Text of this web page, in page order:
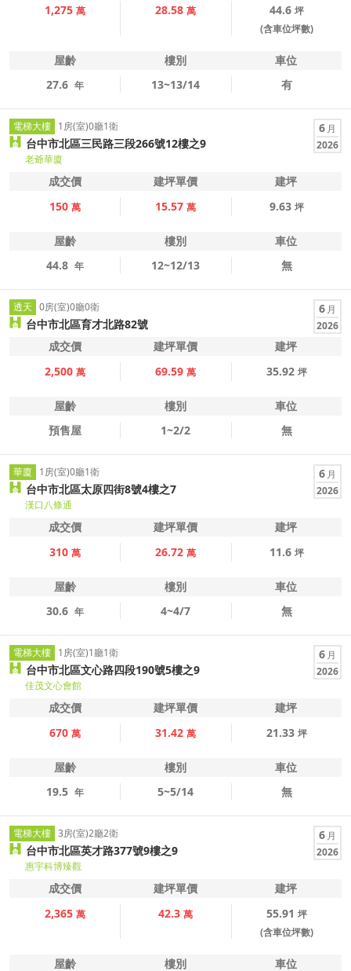
1,275 萬 28.58 萬 44.6 坪
(含車位坪數)
屋齡 樓別
車位
27.6 年 13~13/14 有
電梯大樓 1房(室)0廳1衛
台中市北區三民路三段266號12樓之9
老爺華廈
6 月
2026
成交價 建坪單價
建坪
150 萬 15.57 萬 9.63 坪
屋齡 樓別
車位
44.8 年 12~12/13 無
透天 0房(室)0廳0衛
台中市北區育才北路82號
6 月
2026
成交價 建坪單價
建坪
2,500 萬 69.59 萬 35.92 坪
屋齡 樓別
車位
預售屋
1~2/2 無
華廈 1房(室)0廳1衛
台中市北區太原四街8號4樓之7
漢口八條通
6 月
2026
成交價 建坪單價
建坪
310 萬 26.72 萬 11.6 坪
屋齡 樓別
車位
30.6 年 4~4/7 無
電梯大樓 1房(室)1廳1衛
台中市北區文心路四段190號5樓之9
佳茂文心會館
6 月
2026
成交價 建坪單價
建坪
670 萬 31.42 萬 21.33 坪
屋齡 樓別
車位
19.5 年 5~5/14 無
電梯大樓 3房(室)2廳2衛
台中市北區英才路377號9樓之9
惠宇科博臻觀
6 月
2026
成交價 建坪單價
建坪
2,365 萬 42.3 萬 55.91 坪
(含車位坪數)
屋齡 樓別 車位